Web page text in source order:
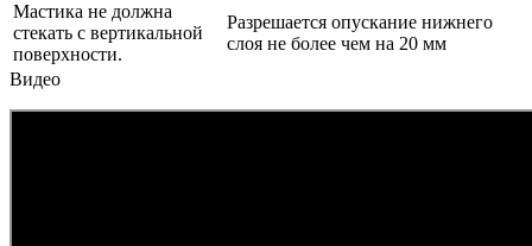
Мастика не должна
стекать с вертикальной
поверхности.
Разрешается опускание нижнего
слоя не более чем на 20 мм
Видео